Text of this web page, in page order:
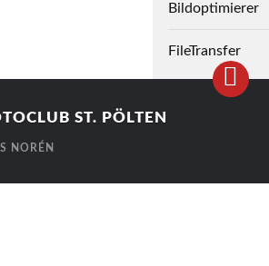
Bildoptimierer
FileTransfer
ST. PÖLTEN
NORÉN